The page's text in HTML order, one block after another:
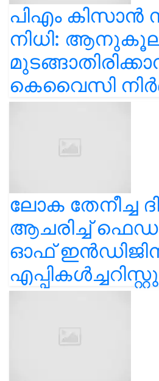
പിഎം കിസാൻ
നിധി:
കെവൈസി
ലോക തേനീച്ച
ആചരിച്ച്
ഓഫ്